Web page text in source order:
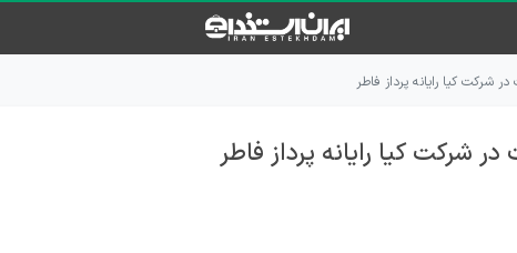
شرکت کیا رایانه پرداز فاطر
شرکت کیا رایانه پرداز فاطر